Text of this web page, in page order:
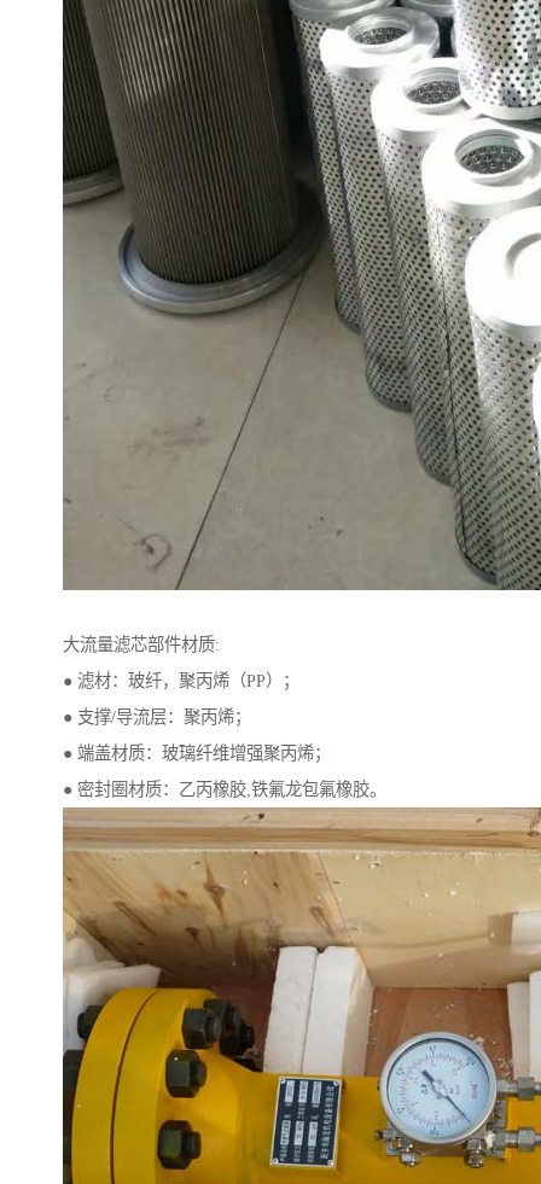
大流量滤芯部件材质:
● 滤材：玻纤，聚丙烯（PP）；
● 支撑/导流层：聚丙烯；
● 端盖材质：玻璃纤维增强聚丙烯；
● 密封圈材质：乙丙橡胶,铁氟龙包氟橡胶。